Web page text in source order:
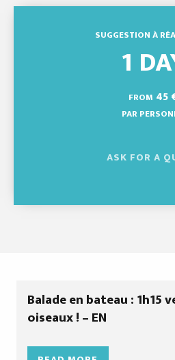
SUGGESTION À
1
FROM 45
PAR
ASK FOR A
Balade en bateau : 1h15
oiseaux ! – EN